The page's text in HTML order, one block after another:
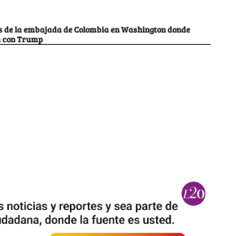
de la embajada de Colombia en Washington donde
con Trump